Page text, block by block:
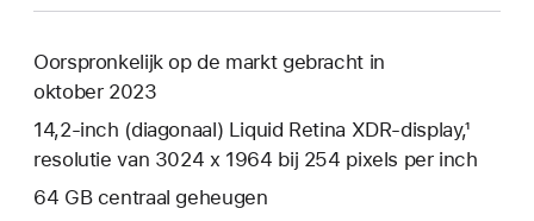
Oorspronkelijk op de markt gebracht in
oktober 2023
14,2‑inch (diagonaal) Liquid Retina XDR-display,¹
resolutie van 3024 x 1964 bij 254 pixels per inch
64 GB centraal geheugen